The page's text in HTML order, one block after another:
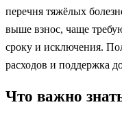
перечня тяжёлых
выше взнос, чаще
сроку и исключения.
расходов и поддержка
Что важно